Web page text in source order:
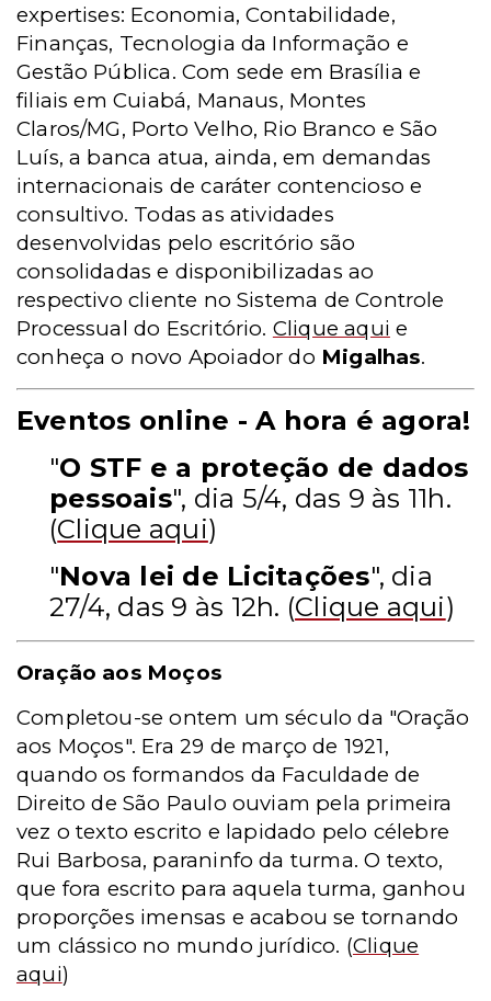
expertises: Economia, Contabilidade,
Finanças, Tecnologia da Informação e
Gestão Pública. Com sede em Brasília e
filiais em Cuiabá, Manaus, Montes
Claros/MG, Porto Velho, Rio Branco e São
Luís, a banca atua, ainda, em demandas
internacionais de caráter contencioso e
consultivo. Todas as atividades
desenvolvidas pelo escritório são
consolidadas e disponibilizadas ao
respectivo cliente no Sistema de Controle
Processual do Escritório. Clique aqui e
conheça o novo Apoiador do Migalhas.
Eventos online - A hora é agora!
"O STF e a proteção de dados
pessoais", dia 5/4, das 9 às 11h.
(Clique aqui)
"Nova lei de Licitações", dia
27/4, das 9 às 12h. (Clique aqui)
Oração aos Moços
Completou-se ontem um século da "Oração
aos Moços". Era 29 de março de 1921,
quando os formandos da Faculdade de
Direito de São Paulo ouviam pela primeira
vez o texto escrito e lapidado pelo célebre
Rui Barbosa, paraninfo da turma. O texto,
que fora escrito para aquela turma, ganhou
proporções imensas e acabou se tornando
um clássico no mundo jurídico. (Clique
aqui)